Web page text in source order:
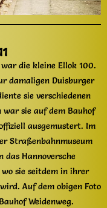
die kleine Ellok 100.
damaligen Duisburger
sie verschiedenen
sie auf dem Bauhof
ausgemustert. Im
Straßenbahnmuseum
das Hannoversche
sie seitdem in ihrer
Auf dem obigen Foto
Weidenweg.